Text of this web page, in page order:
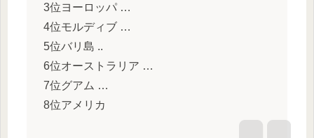
3位ヨーロッパ …
4位モルディブ …
5位バリ島 ..
6位オーストラリア …
7位グアム …
8位アメリカ